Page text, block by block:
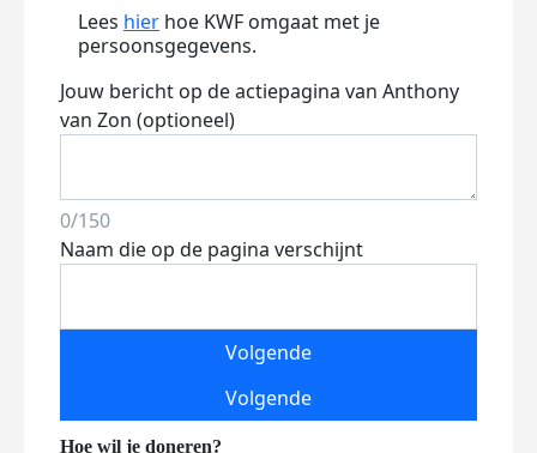
Lees hier hoe KWF omgaat met je
persoonsgegevens.
Jouw bericht op de actiepagina van Anthony
van Zon (optioneel)
0/150
Naam die op de pagina verschijnt
Volgende
Volgende